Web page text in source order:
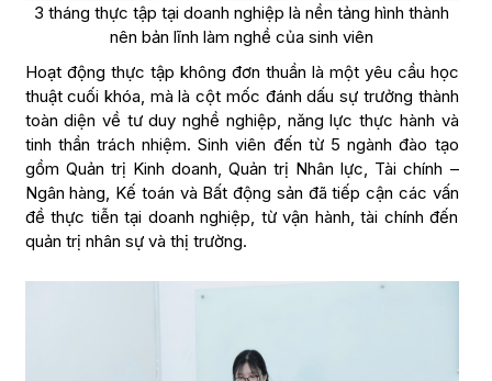
3 tháng thực tập tại doanh nghiệp là nền tảng hình thành
nên bản lĩnh làm nghề của sinh viên
Hoạt động thực tập không đơn thuần là một yêu cầu học
thuật cuối khóa, mà là cột mốc đánh dấu sự trưởng thành
toàn diện về tư duy nghề nghiệp, năng lực thực hành và
tinh thần trách nhiệm. Sinh viên đến từ 5 ngành đào tạo
gồm Quản trị Kinh doanh, Quản trị Nhân lực, Tài chính –
Ngân hàng, Kế toán và Bất động sản đã tiếp cận các vấn
đề thực tiễn tại doanh nghiệp, từ vận hành, tài chính đến
quản trị nhân sự và thị trường.